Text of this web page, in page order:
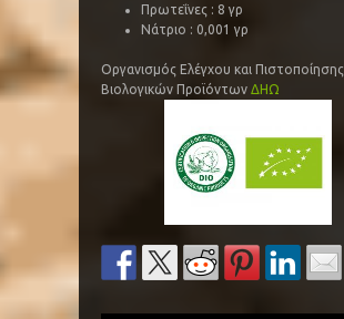
Πρωτεΐνες : 8 γρ
Νάτριο : 0,001 γρ
Οργανισμός Ελέγχου και Πιστοποίησης
Βιολογικών Προϊόντων ΔΗΩ